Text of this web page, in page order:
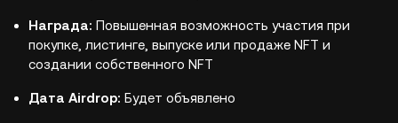
Награда: Повышенная возможность участия при
покупке, листинге, выпуске или продаже NFT и
создании собственного NFT
Дата Airdrop: Будет объявлено